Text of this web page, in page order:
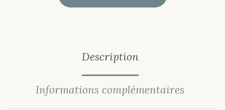
Description
Informations complémentaires